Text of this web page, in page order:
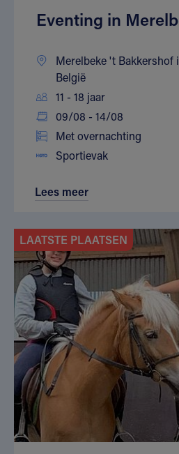
Eventing in
Merelbeke 't Bakkershof
België
11 - 18 jaar
09/08 - 14/08
Met overnachting
Sportievak
Lees meer
LAATSTE PLAATSEN